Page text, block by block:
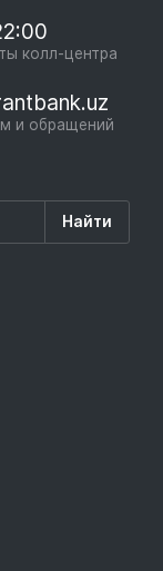
колл-центра
и обращений
Найти